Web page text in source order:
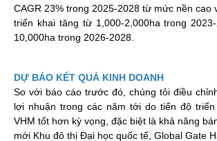
CAGR 23% trong 2025-2028 từ mức nền cao
triển khai tăng từ 1,000-2,000ha trong
10,000ha trong 2026-2028.
DỰ BÁO KẾT QUẢ KINH DOANH
So với báo cáo trước đó, chúng tôi điều
lợi nhuận trong các năm tới do tiến độ
VHM tốt hơn kỳ vọng, đặc biệt là khả năng
mới Khu đô thị Đại học quốc tế, Global Gate